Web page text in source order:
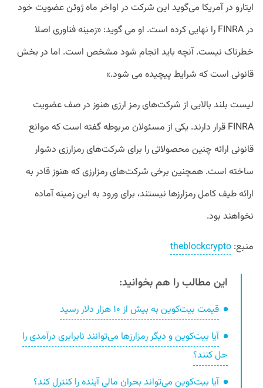
ایتارو در آمریکا می‌گوید این شرکت در اواخر ماه ژوئن عضویت خود
در FINRA را نهایی کرده است. او می گوید: «زمینه فناوری اصلا
خطرناک نیست. آنچه باید انجام شود مشخص است. اما در بخش
قانونی است که شرایط پیچیده می شود.»
لیست بلند بالایی از شرکت‌های رمز ارزی هنوز در صف عضویت
FINRA قرار دارند. یکی از مسئولان مربوطه گفته است که موانع
قانونی ارائه چنین محصولاتی را برای شرکت‌های رمزارزی دشوار
ساخته است. همچنین برخی شرکت‌های رمزارزی که هنوز قادر به
ارائه طیف کامل رمزارزها نیستند، برای ورود به این زمینه آماده
نخواهند بود.
منبع: theblockcrypto
این مطالب را هم بخوانید:
قیمت بیت‌کوین به بیش از ۱۰ هزار دلار رسید
آیا بیت‌کوین و دیگر رمزارزها می‌توانند نابرابری درآمدی را
حل کنند؟
آیا بیت‌کوین می‌تواند بحران مالی آینده را کنترل کند؟